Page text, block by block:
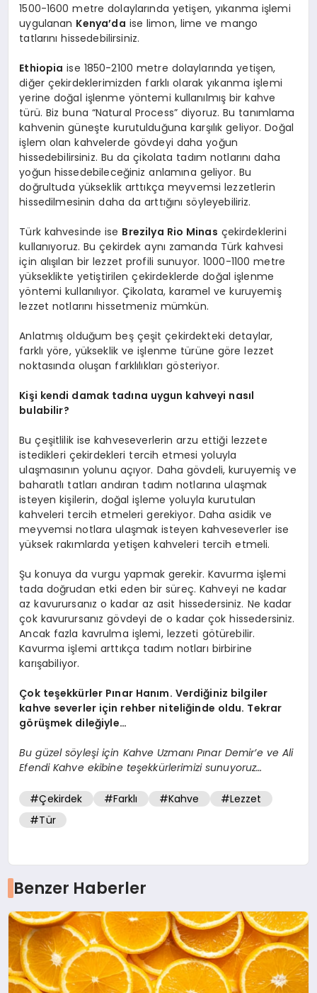
1500-1600 metre dolaylarında yetişen, yıkanma işlemi
uygulanan Kenya’da ise limon, lime ve mango
tatlarını hissedebilirsiniz.
Ethiopia ise 1850-2100 metre dolaylarında yetişen,
diğer çekirdeklerimizden farklı olarak yıkanma işlemi
yerine doğal işlenme yöntemi kullanılmış bir kahve
türü. Biz buna “Natural Process” diyoruz. Bu tanımlama
kahvenin güneşte kurutulduğuna karşılık geliyor. Doğal
işlem olan kahvelerde gövdeyi daha yoğun
hissedebilirsiniz. Bu da çikolata tadım notlarını daha
yoğun hissedebileceğiniz anlamına geliyor. Bu
doğrultuda yükseklik arttıkça meyvemsi lezzetlerin
hissedilmesinin daha da arttığını söyleyebiliriz.
Türk kahvesinde ise Brezilya Rio Minas çekirdeklerini
kullanıyoruz. Bu çekirdek aynı zamanda Türk kahvesi
için alışılan bir lezzet profili sunuyor. 1000-1100 metre
yükseklikte yetiştirilen çekirdeklerde doğal işlenme
yöntemi kullanılıyor. Çikolata, karamel ve kuruyemiş
lezzet notlarını hissetmeniz mümkün.
Anlatmış olduğum beş çeşit çekirdekteki detaylar,
farklı yöre, yükseklik ve işlenme türüne göre lezzet
noktasında oluşan farklılıkları gösteriyor.
Kişi kendi damak tadına uygun kahveyi nasıl
bulabilir?
Bu çeşitlilik ise kahveseverlerin arzu ettiği lezzete
istedikleri çekirdekleri tercih etmesi yoluyla
ulaşmasının yolunu açıyor. Daha gövdeli, kuruyemiş ve
baharatlı tatları andıran tadım notlarına ulaşmak
isteyen kişilerin, doğal işleme yoluyla kurutulan
kahveleri tercih etmeleri gerekiyor. Daha asidik ve
meyvemsi notlara ulaşmak isteyen kahveseverler ise
yüksek rakımlarda yetişen kahveleri tercih etmeli.
Şu konuya da vurgu yapmak gerekir. Kavurma işlemi
tada doğrudan etki eden bir süreç. Kahveyi ne kadar
az kavurursanız o kadar az asit hissedersiniz. Ne kadar
çok kavurursanız gövdeyi de o kadar çok hissedersiniz.
Ancak fazla kavrulma işlemi, lezzeti götürebilir.
Kavurma işlemi arttıkça tadım notları birbirine
karışabiliyor.
Çok teşekkürler Pınar Hanım. Verdiğiniz bilgiler
kahve severler için rehber niteliğinde oldu. Tekrar
görüşmek dileğiyle…
Bu güzel söyleşi için Kahve Uzmanı Pınar Demir’e ve Ali
Efendi Kahve ekibine teşekkürlerimizi sunuyoruz…
#Çekirdek #Farklı #Kahve
#Lezzet
#Tür
Benzer Haberler